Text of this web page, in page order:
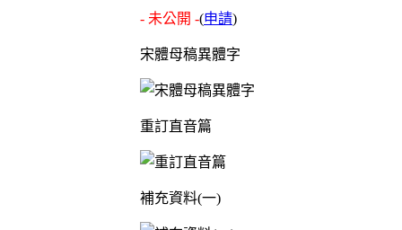
- 未公開 -(申請)
宋體母稿異體字
重訂直音篇
補充資料(一)